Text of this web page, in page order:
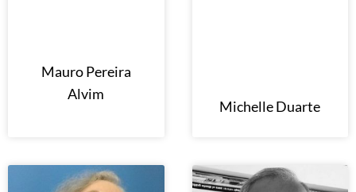
Mauro Pereira
Alvim
Michelle Duarte